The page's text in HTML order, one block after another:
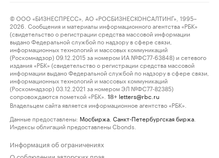
© ООО «БИЗНЕСПРЕСС», АО «РОСБИЗНЕСКОНСАЛТИНГ», 1995–
2026. Сообщения и материалы информационного агентства «РБК»
(свидетельство о регистрации средства массовой информации
выдано Федеральной службой по надзору в сфере связи,
информационных технологий и массовых коммуникаций
(Роскомнадзор) 09.12.2015 за номером ИА №ФС77-63848) и сетевого
издания «РБК» (свидетельство о регистрации средства массовой
информации выдано Федеральной службой по надзору в сфере связи,
информационных технологий и массовых коммуникаций
(Роскомнадзор) 03.12.2021 за номером ЭЛ №ФС77-82385)
сопровождаются пометкой «РБК».
18+ letters@rbc.ru
Владельцем сайта является информационное агентство «РБК».
Данные предоставлены: Мосбиржа Санкт-Петербургская биржа
Индексы облигаций предоставлены Cbonds.
Информация об ограничениях